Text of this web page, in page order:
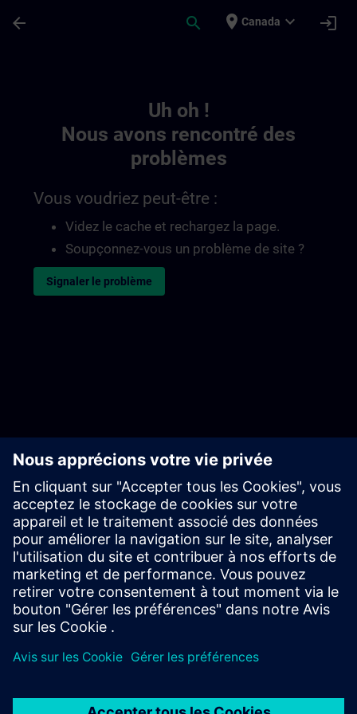
arrow_back search place Canada expand_more login
Uh oh !
Nous avons rencontré des
problèmes
Vous voudriez peut-être :
Videz le cache et rechargez la page.
Soupçonnez-vous un problème de site ?
Signaler le problème